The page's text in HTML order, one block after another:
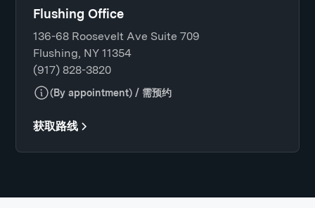
Flushing Office
136-68 Roosevelt Ave Suite 709
Flushing, NY 11354
(917) 828-3820
(By appointment) / 需预约
获取路线